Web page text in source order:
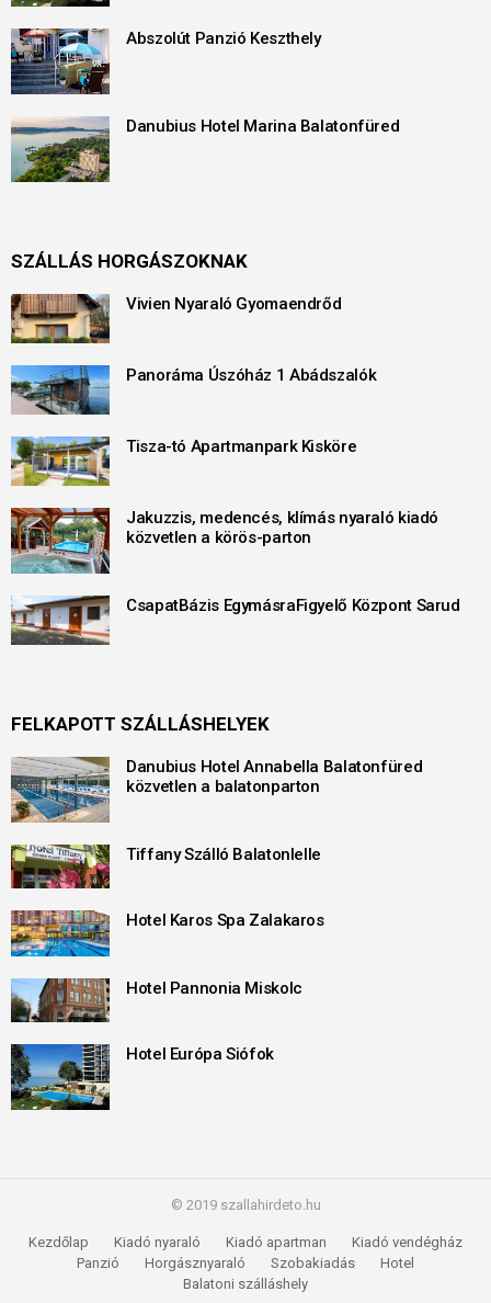
Abszolút Panzió Keszthely
Danubius Hotel Marina Balatonfüred
SZÁLLÁS HORGÁSZOKNAK
Vivien Nyaraló Gyomaendrőd
Panoráma Úszóház 1 Abádszalók
Tisza-tó Apartmanpark Kisköre
Jakuzzis, medencés, klímás nyaraló kiadó
közvetlen a körös-parton
CsapatBázis EgymásraFigyelő Központ Sarud
FELKAPOTT SZÁLLÁSHELYEK
Danubius Hotel Annabella Balatonfüred
közvetlen a balatonparton
Tiffany Szálló Balatonlelle
Hotel Karos Spa Zalakaros
Hotel Pannonia Miskolc
Hotel Európa Siófok
© 2019 szallahirdeto.hu
Kezdőlap Kiadó nyaraló Kiadó apartman
Kiadó vendégház
Panzió
Horgásznyaraló Szobakiadás
Hotel
Balatoni szálláshely